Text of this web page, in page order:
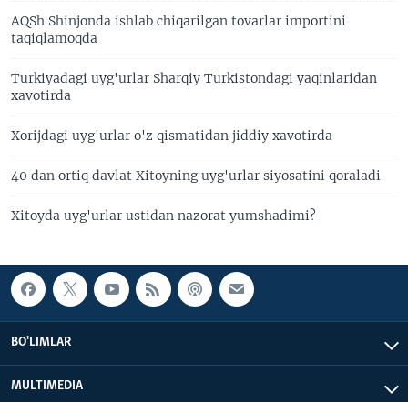
AQSh Shinjonda ishlab chiqarilgan tovarlar importini
taqiqlamoqda
Turkiyadagi uyg'urlar Sharqiy Turkistondagi yaqinlaridan
xavotirda
Xorijdagi uyg'urlar o'z qismatidan jiddiy xavotirda
40 dan ortiq davlat Xitoyning uyg'urlar siyosatini qoraladi
Xitoyda uyg'urlar ustidan nazorat yumshadimi?
BO'LIMLAR
MULTIMEDIA